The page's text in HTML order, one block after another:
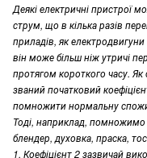
Деякі електричні пристрої
струм, що в кілька разів
приладів, як
він може більш ніж утричі
протягом короткого часу.
званий початковий
помножити нормальну
Тоді, наприклад, помножимо
блендер, духовка, праска,
1. Коефіцієнт 2 зазвичай